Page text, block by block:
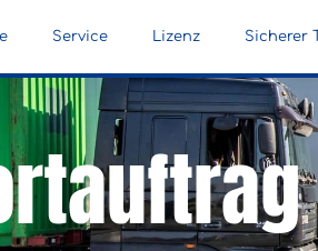
Service Lizenz Sicherer